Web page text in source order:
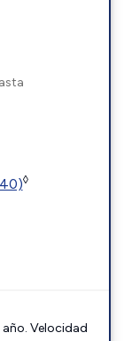
◊
Velocidad